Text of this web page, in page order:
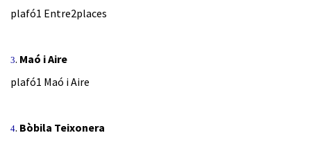
plafó1 Entre2places
3. Maó i Aire
plafó1 Maó i Aire
4. Bòbila Teixonera